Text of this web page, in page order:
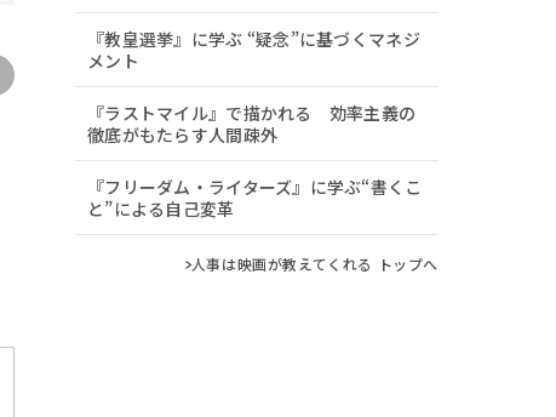
『教皇選挙』に学ぶ “疑念”に基づくマネジ
メント
『ラストマイル』で描かれる 効率主義の
徹底がもたらす人間疎外
『フリーダム・ライターズ』に学ぶ“書くこ
と”による自己変革
人事は映画が教えてくれる トップへ